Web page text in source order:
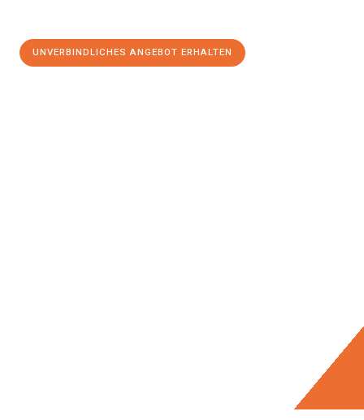
UNVERBINDLICHES ANGEBOT ERHALTEN